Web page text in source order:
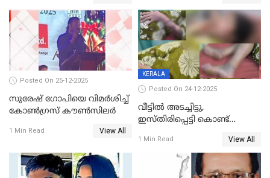
Posted On 25-12-2025
സുരേഷ് ഗോപിയെ വിമര്‍ശിച്ച്
കോണ്‍ഗ്രസ് കൗണ്‍സിലര്‍
1 Min Read View All
KERALA
Posted On 24-12-2025
വീട്ടിൽ അടച്ചിട്ടു,
ഇസ്തിരിപ്പെട്ടി കൊണ്ട്
ഗർഭിണിയായ യുവതിക്ക് ക്രൂര
1 Min Read View All